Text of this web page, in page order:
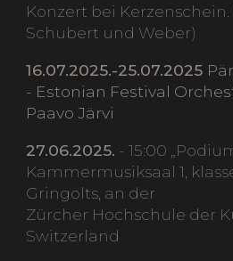
Konzert bei Kerzenschein.
Schubert und Weber)
16.07.2025.-25.07.2025
- Estonian Festival
Paavo Järvi
27.06.2025. - 15:00
Kammermusiksaal 1,
Gringolts, an der
Zürcher Hochschule der
Switzerland